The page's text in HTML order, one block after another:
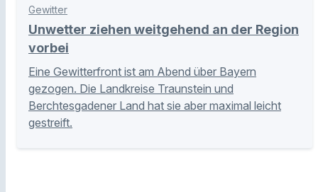
Gewitter
Unwetter ziehen weitgehend an der Region
vorbei
Eine Gewitterfront ist am Abend über Bayern
gezogen. Die Landkreise Traunstein und
Berchtesgadener Land hat sie aber maximal leicht
gestreift.